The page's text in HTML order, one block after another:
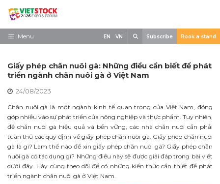
Skip
contentMenu
Về triển lãm
Trưng Bày
Tham Quan
Tin tức
Liên Hệ
EN VN Subscribe Book a stand
Giấy phép chăn nuôi gà: Những điều cần biết để phát
triển ngành chăn nuôi gà ở Việt Nam
24/08/2023
Chăn nuôi gà là một ngành kinh tế quan trọng của Việt Nam, đóng
góp nhiều vào sự phát triển của nông nghiệp và thực phẩm. Tuy nhiên,
để chăn nuôi gà hiệu quả và bền vững, các nhà chăn nuôi cần phải
tuân thủ các quy định về giấy phép chăn nuôi gà. Giấy phép chăn nuôi
gà là gì? Làm thế nào để xin giấy phép chăn nuôi gà? Giấy phép chăn
nuôi gà có tác dụng gì? Những điều này sẽ được giải đáp trong bài viết
dưới đây. Hãy cùng theo dõi để có những kiến thức cần thiết để phát
triển ngành chăn nuôi gà ở Việt Nam.